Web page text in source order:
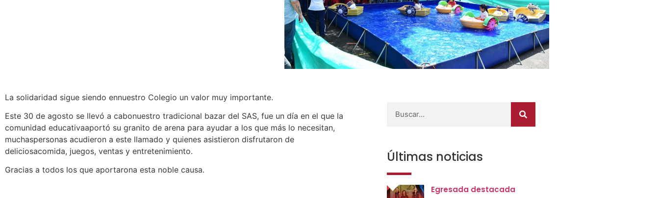
La solidaridad sigue siendo ennuestro Colegio un valor muy importante.
Este 30 de agosto se llevó a cabonuestro tradicional bazar del SAS, fue un día en el que la
comunidad educativaaportó su granito de arena para ayudar a los que más lo necesitan,
muchaspersonas acudieron a este llamado y quienes asistieron disfrutaron de
deliciosacomida, juegos, ventas y entretenimiento.
Gracias a todos los que aportarona esta noble causa.
Últimas noticias
Egresada destacada